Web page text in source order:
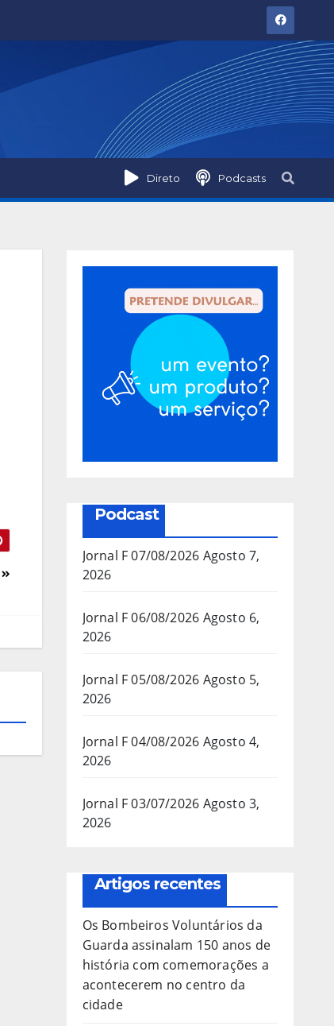
Direto Podcasts
Podcast
Jornal F 07/08/2026 Agosto 7,
2026
Jornal F 06/08/2026 Agosto 6,
2026
Jornal F 05/08/2026 Agosto 5,
2026
Jornal F 04/08/2026 Agosto 4,
2026
Jornal F 03/07/2026 Agosto 3,
2026
Artigos recentes
Os Bombeiros Voluntários da
Guarda assinalam 150 anos de
história com comemorações a
acontecerem no centro da
cidade